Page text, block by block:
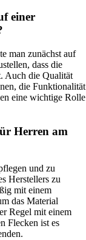
einer
man zunächst auf
dass die
Auch die Qualität
die Funktionalität
eine wichtige Rolle
Herren am
und zu
Herstellers zu
mit einem
das Material
Regel mit einem
Flecken ist es